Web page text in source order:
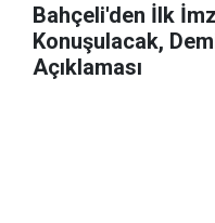
Bahçeli'den İlk
Konuşulacak,
Açıklaması